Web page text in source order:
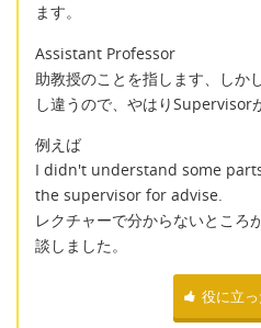
ます。
Assistant Professor
助教授のことを指します、しか
し違うので、やはりSupervisor
例えば
I didn't understand some
the supervisor for advise.
レクチャーで分からないところ
談しました。
役に立